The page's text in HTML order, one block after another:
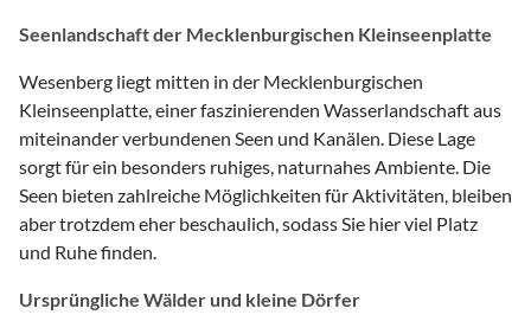
Seenlandschaft der Mecklenburgischen Kleinseenplatte
Wesenberg liegt mitten in der Mecklenburgischen
Kleinseenplatte, einer faszinierenden Wasserlandschaft aus
miteinander verbundenen Seen und Kanälen. Diese Lage
sorgt für ein besonders ruhiges, naturnahes Ambiente. Die
Seen bieten zahlreiche Möglichkeiten für Aktivitäten, bleiben
aber trotzdem eher beschaulich, sodass Sie hier viel Platz
und Ruhe finden.
Ursprüngliche Wälder und kleine Dörfer